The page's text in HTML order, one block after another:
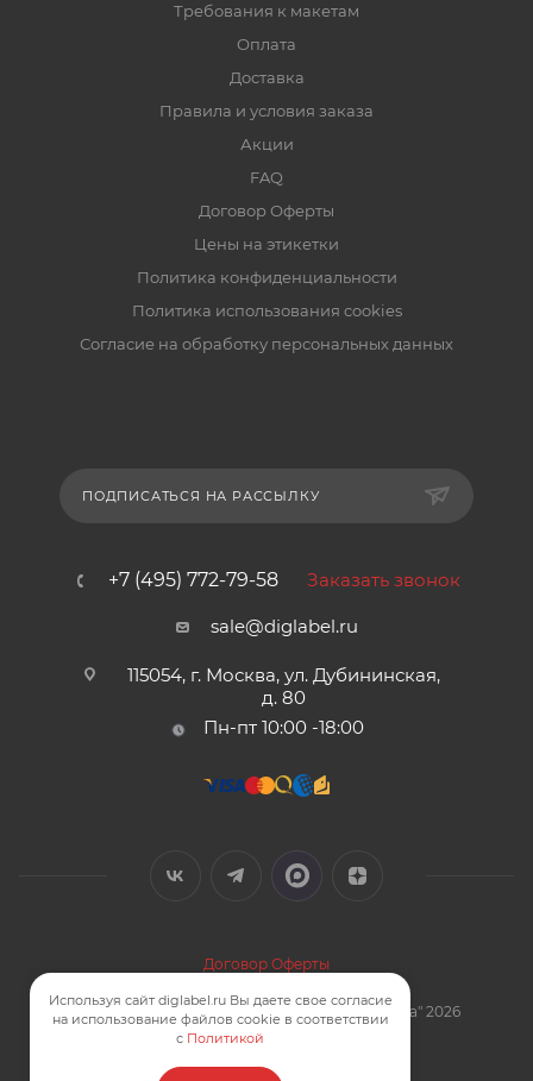
Требования к макетам
Оплата
Доставка
Правила и условия заказа
Акции
FAQ
Договор Оферты
Цены на этикетки
Политика конфиденциальности
Политика использования cookies
Согласие на обработку персональных данных
ПОДПИСАТЬСЯ НА РАССЫЛКУ
+7 (495) 772-79-58 Заказать звонок
sale@diglabel.ru
115054, г. Москва, ул. Дубининская,
д. 80
Пн-пт 10:00 -18:00
Договор Оферты
Карта сайта
| © Компания "Цифровая Этикетка" 2026
Смотреть на карте
Используя сайт diglabel.ru Вы даете свое согласие
на использование файлов cookie в соответствии
с Политикой